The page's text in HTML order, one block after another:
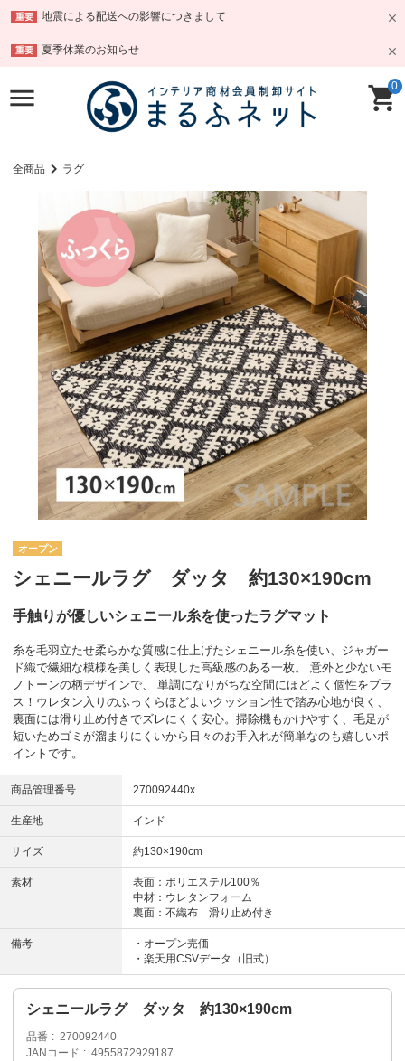
重要 地震による配送への影響につきまして
重要 夏季休業のお知らせ
0
全商品 ラグ
オープン
シェニールラグ ダッタ 約130×190cm
手触りが優しいシェニール糸を使ったラグマット
糸を毛羽立たせ柔らかな質感に仕上げたシェニール糸を使い、ジャガー
ド織で繊細な模様を美しく表現した高級感のある一枚。 意外と少ないモ
ノトーンの柄デザインで、 単調になりがちな空間にほどよく個性をプラ
ス！ウレタン入りのふっくらほどよいクッション性で踏み心地が良く、
裏面には滑り止め付きでズレにくく安心。掃除機もかけやすく、毛足が
短いためゴミが溜まりにくいから日々のお手入れが簡単なのも嬉しいポ
イントです。
商品管理番号 270092440x
生産地 インド
サイズ 約130×190cm
素材
表面：ポリエステル100％
中材：ウレタンフォーム
裏面：不織布 滑り止め付き
備考
・オープン売価
・楽天用CSVデータ（旧式）
シェニールラグ ダッタ 約130×190cm
品番
270092440
JANコード
4955872929187